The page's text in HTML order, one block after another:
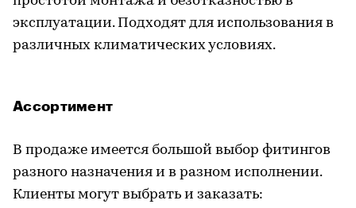
эксплуатации. Подходят для использования в
различных климатических условиях.
Ассортимент
В продаже имеется большой выбор фитингов
разного назначения и в разном исполнении.
Клиенты могут выбрать и заказать: